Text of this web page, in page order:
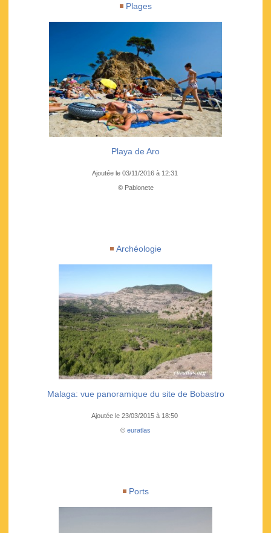
Plages
Playa de Aro
Ajoutée le 03/11/2016 à 12:31
© Pablonete
Archéologie
Malaga: vue panoramique du site de Bobastro
Ajoutée le 23/03/2015 à 18:50
© euratlas
Ports